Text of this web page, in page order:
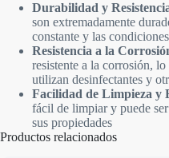
Durabilidad y
son extremadamente
constante y las
Resistencia a la
resistente a la corrosión,
utilizan desinfectantes y
Facilidad de Limpieza y
fácil de limpiar y puede
sus propiedades
Productos relacionados